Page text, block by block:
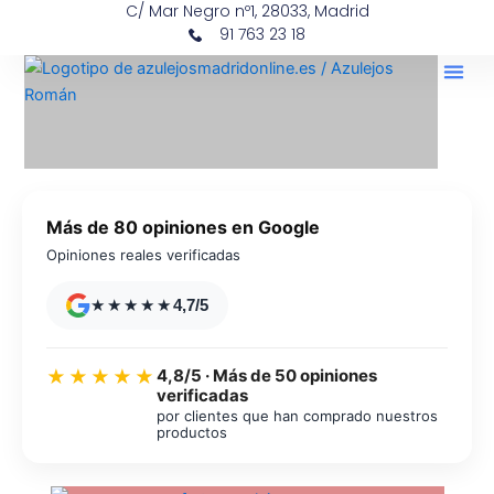
contenido
C/ Mar Negro nº1, 28033, Madrid
91 763 23 18
Más de 80 opiniones en Google
Opiniones reales verificadas
★★★★★4,7/5
★★★★★ 4,8/5 · Más de 50 opiniones
verificadas
por clientes que han comprado nuestros
productos